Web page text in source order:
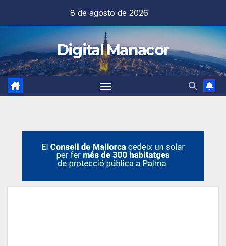
contenido
8 de agosto de 2026
Digital Manacor